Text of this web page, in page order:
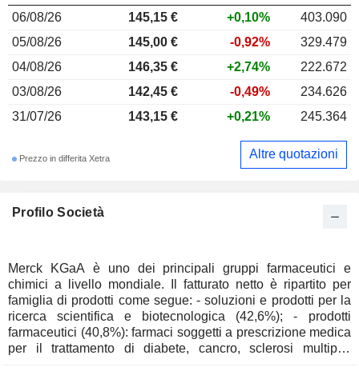
Profilo Società
Merck KGaA è uno dei principali gruppi farmaceutici e
chimici a livello mondiale. Il fatturato netto è ripartito per
famiglia di prodotti come segue: - soluzioni e prodotti per la
ricerca scientifica e biotecnologica (42,6%); - prodotti
farmaceutici (40,8%): farmaci soggetti a prescrizione medica
per il trattamento di diabete, cancro, sclerosi multipla,
06/08/26
145,15 € +0,10%
403.090
05/08/26
145,00 € -0,92%
329.479
04/08/26
146,35 € +2,74%
222.672
03/08/26
142,45 € -0,49%
234.626
31/07/26
143,15 € +0,21% 245.364
Prezzo in differita Xetra Altre quotazioni